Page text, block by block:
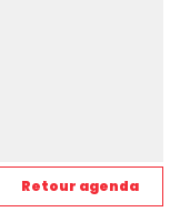
Retour agenda